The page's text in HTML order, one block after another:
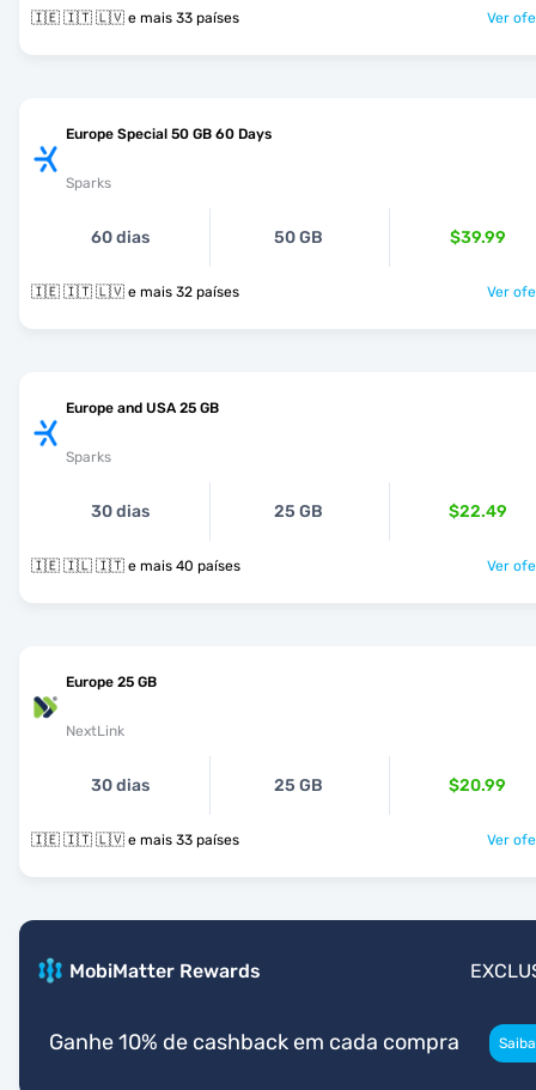
🇮🇪 🇮🇹 🇱🇻 e mais 33 países Ver
Europe Special 50 GB 60 Days
Sparks
60 dias 50 GB $39.99
🇮🇪 🇮🇹 🇱🇻 e mais 32 países Ver
Europe and USA 25 GB
Sparks
30 dias 25 GB $22.49
🇮🇪 🇮🇱 🇮🇹 e mais 40 países Ver
Europe 25 GB
NextLink
30 dias 25 GB $20.99
🇮🇪 🇮🇹 🇱🇻 e mais 33 países Ver
MobiMatter Rewards
Ganhe 10% de cashback em cada compra